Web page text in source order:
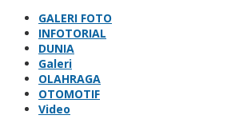
GALERI FOTO
INFOTORIAL
DUNIA
Galeri
OLAHRAGA
OTOMOTIF
Video